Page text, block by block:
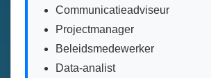
Communicatieadviseur
Projectmanager
Beleidsmedewerker
Data-analist